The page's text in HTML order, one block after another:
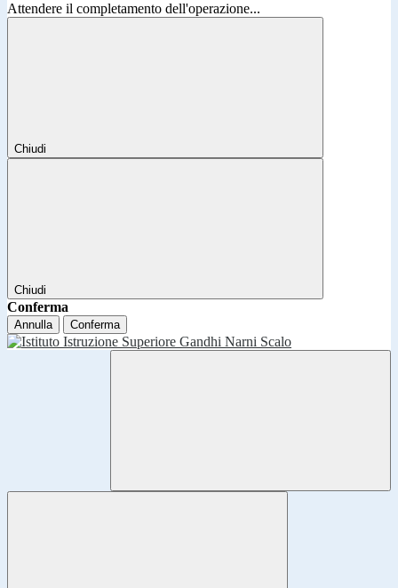
Attendere il completamento dell'operazione...
Chiudi
Chiudi
Conferma
Annulla Conferma